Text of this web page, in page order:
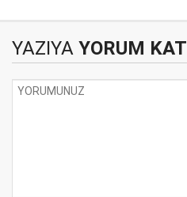
YAZIYA YORUM KAT